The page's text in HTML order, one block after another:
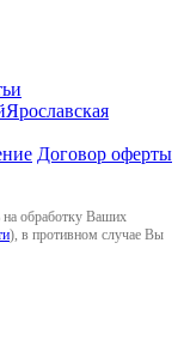
Ярославская
Договор оферты
на обработку Ваших
), в противном случае Вы